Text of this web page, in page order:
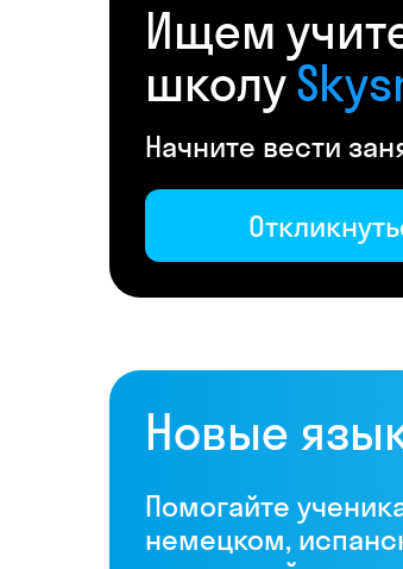
Ищем
школу
Начните вести
Новые
Помогайте
немецком,